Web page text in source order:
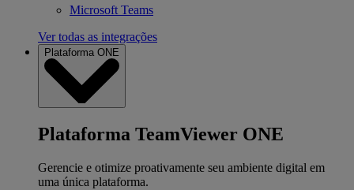
Microsoft Teams
Ver todas as integrações
Plataforma ONE
Plataforma TeamViewer ONE
Gerencie e otimize proativamente seu ambiente digital em
uma única plataforma.